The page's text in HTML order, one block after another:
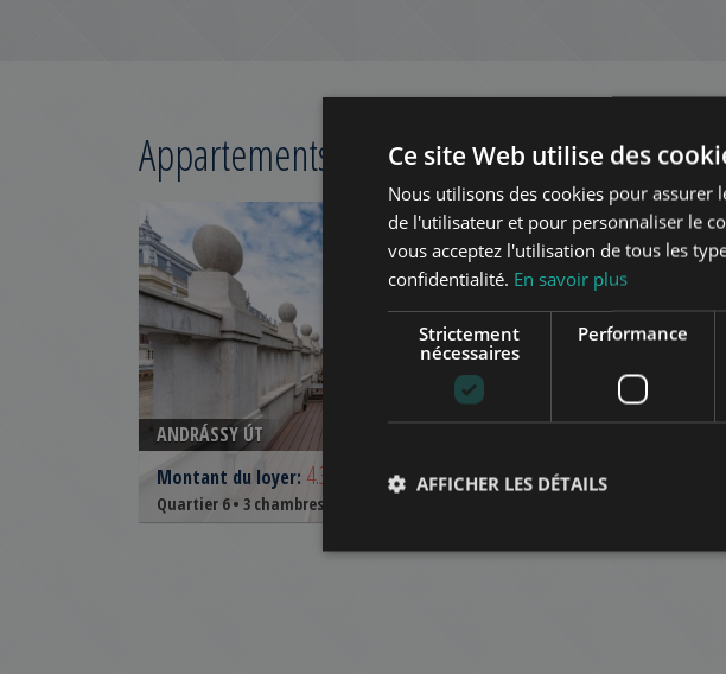
Appartements concernés à Budapestdans
AJOUTER À LA LISTE
ANDRÁSSY ÚT
Montant du loyer: 4.392.000 HUF(€12.000)
Quartier 6 • 3 chambres • 298 m Quartier 6 •
Ce site Web utilise des
Nous utilisons des cookies pour
de l'utilisateur et pour personnaliser le
vous acceptez l'utilisation de tous les
confidentialité. En savoir plus
Strictement
nécessaires
Performance
AFFICHER LES DÉTAILS